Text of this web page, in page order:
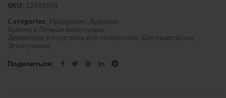
SKU: 12348104
Categories: Продукция Брелоки
Брелки и Личные аксессуары
Держатели и подставки для телефонов
Для смартфона
Электроника
Поделиться